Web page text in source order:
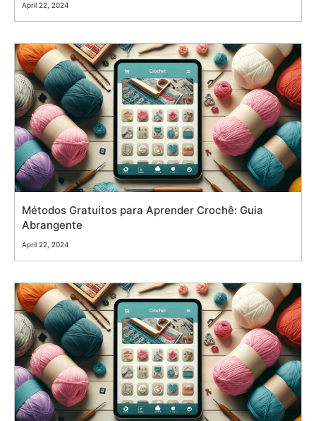
April 22, 2024
Métodos Gratuitos para Aprender Crochê: Guia
Abrangente
April 22, 2024